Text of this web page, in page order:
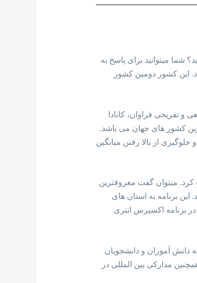
شما میتوانید برای پاسخ به
شمالی قرار دارد. این کشور دومین کشور
تفریحی فراوان، کانادا
از مهاجرپذیر ترین کشور های جهان می باشد.
از بالا رفتن میانگین
کرد. میتوان گفت معروفترین
در سال 2015 از این سیستم رونمایی کرد. این برنامه به استان های
در برنامه اکسپرس انتری
دانش آموزان و دانشجویان
مدارکی بین المللی در